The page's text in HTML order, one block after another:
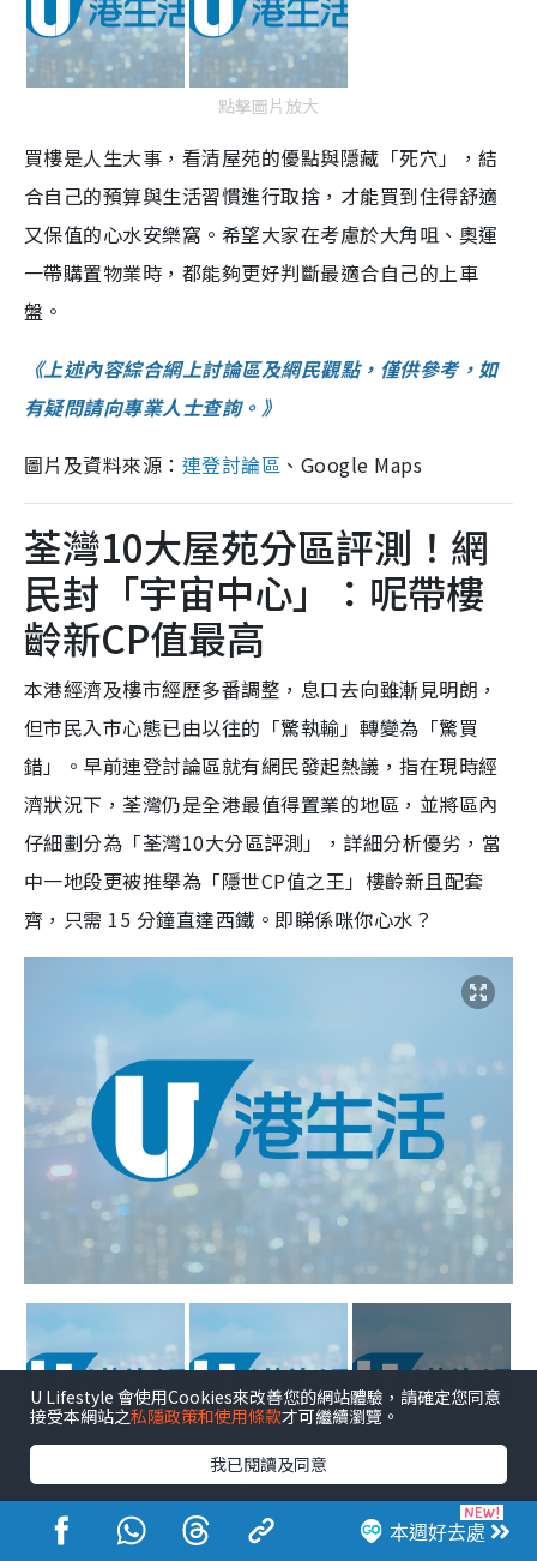
點擊圖片放大
買樓是人生大事，看清屋苑的優點與隱藏「死穴」，結
合自己的預算與生活習慣進行取捨，才能買到住得舒適
又保值的心水安樂窩。希望大家在考慮於大角咀、奧運
一帶購置物業時，都能夠更好判斷最適合自己的上車
盤。
《上述內容綜合網上討論區及網民觀點，僅供參考，如
有疑問請向專業人士查詢。》
圖片及資料來源： 連登討論區 、Google Maps
荃灣10大屋苑分區評測！網
民封「宇宙中心」：呢帶樓
齡新CP值最高
本港經濟及樓市經歷多番調整，息口去向雖漸見明朗，
但市民入市心態已由以往的「驚執輸」轉變為「驚買
錯」。早前連登討論區就有網民發起熱議，指在現時經
濟狀況下，荃灣仍是全港最值得置業的地區，並將區內
仔細劃分為「荃灣10大分區評測」，詳細分析優劣，當
中一地段更被推舉為「隱世CP值之王」樓齡新且配套
齊，只需 15 分鐘直達西鐵。即睇係咪你心水？
+8
點擊圖片放大
荃灣10大屋苑分區評測！網民封「宇宙中心」：呢
本週好去處
U Lifestyle 會使用Cookies來改善您的網站體驗，請確定您同意
接受本網站之私隱政策和使用條款才可繼續瀏覽。
我已閱讀及同意